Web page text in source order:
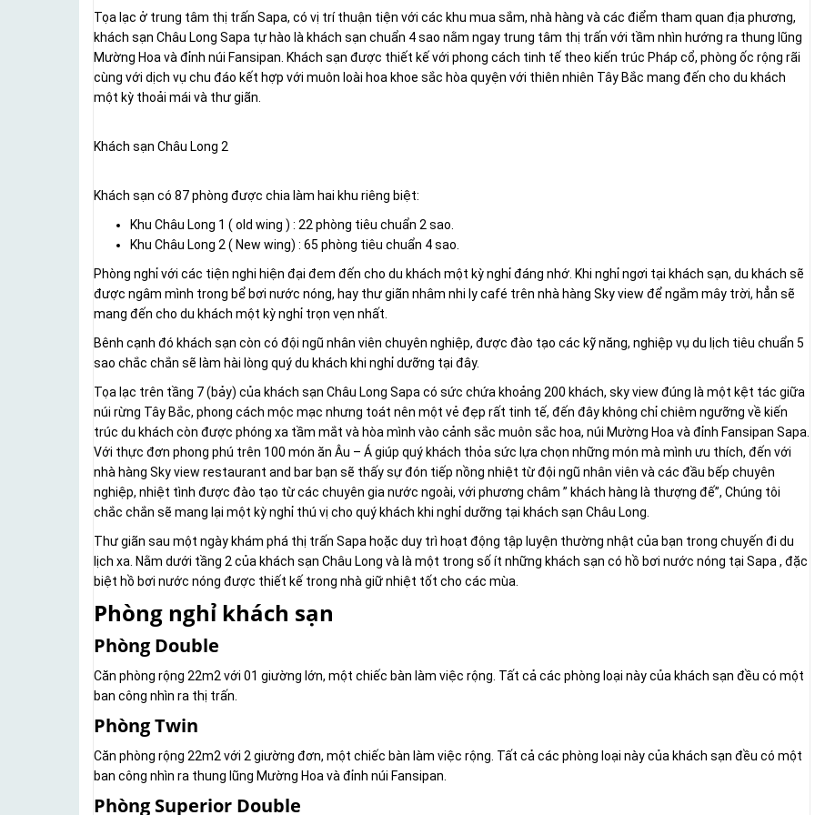
Tọa lạc ở trung tâm thị trấn Sapa, có vị trí thuận tiện với các khu mua sắm, nhà hàng và các điểm tham quan địa phương,
khách sạn Châu Long Sapa tự hào là khách sạn chuẩn 4 sao nằm ngay trung tâm thị trấn với tầm nhìn hướng ra thung lũng
Mường Hoa và đỉnh núi Fansipan. Khách sạn được thiết kế với phong cách tinh tế theo kiến trúc Pháp cổ, phòng ốc rộng rãi
cùng với dịch vụ chu đáo kết hợp với muôn loài hoa khoe sắc hòa quyện với thiên nhiên Tây Bắc mang đến cho du khách
một kỳ thoải mái và thư giãn.
Khách sạn Châu Long 2
Khách sạn có 87 phòng được chia làm hai khu riêng biệt:
Khu Châu Long 1 ( old wing ) : 22 phòng tiêu chuẩn 2 sao.
Khu Châu Long 2 ( New wing) : 65 phòng tiêu chuẩn 4 sao.
Phòng nghỉ với các tiện nghi hiện đại đem đến cho du khách một kỳ nghỉ đáng nhớ. Khi nghỉ ngơi tại khách sạn, du khách sẽ
được ngâm mình trong bể bơi nước nóng, hay thư giãn nhâm nhi ly café trên nhà hàng Sky view để ngắm mây trời, hẳn sẽ
mang đến cho du khách một kỳ nghỉ trọn vẹn nhất.
Bênh cạnh đó khách sạn còn có đội ngũ nhân viên chuyên nghiệp, được đào tạo các kỹ năng, nghiệp vụ du lịch tiêu chuẩn 5
sao chắc chắn sẽ làm hài lòng quý du khách khi nghỉ dưỡng tại đây.
Tọa lạc trên tầng 7 (bảy) của khách sạn Châu Long Sapa có sức chứa khoảng 200 khách, sky view đúng là một kệt tác giữa
núi rừng Tây Bắc, phong cách mộc mạc nhưng toát nên một vẻ đẹp rất tinh tế, đến đây không chỉ chiêm ngưỡng về kiến
trúc du khách còn được phóng xa tầm mắt và hòa mình vào cảnh sắc muôn sắc hoa, núi Mường Hoa và đỉnh Fansipan Sapa.
Với thực đơn phong phú trên 100 món ăn Âu – Á giúp quý khách thỏa sức lựa chọn những món mà mình ưu thích, đến với
nhà hàng Sky view restaurant and bar bạn sẽ thấy sự đón tiếp nồng nhiệt từ đội ngũ nhân viên và các đầu bếp chuyên
nghiệp, nhiệt tình được đào tạo từ các chuyên gia nước ngoài, với phương châm ” khách hàng là thượng đế”, Chúng tôi
chắc chắn sẽ mang lại một kỳ nghỉ thú vị cho quý khách khi nghỉ dưỡng tại khách sạn Châu Long.
Thư giãn sau một ngày khám phá thị trấn Sapa hoặc duy trì hoạt động tập luyện thường nhật của bạn trong chuyến đi du
lịch xa. Nằm dưới tầng 2 của khách sạn Châu Long và là một trong số ít những khách sạn có hồ bơi nước nóng tại Sapa , đặc
biệt hồ bơi nước nóng được thiết kế trong nhà giữ nhiệt tốt cho các mùa.
Phòng nghỉ khách sạn
Phòng Double
Căn phòng rộng 22m2 với 01 giường lớn, một chiếc bàn làm việc rộng. Tất cả các phòng loại này của khách sạn đều có một
ban công nhìn ra thị trấn.
Phòng Twin
Căn phòng rộng 22m2 với 2 giường đơn, một chiếc bàn làm việc rộng. Tất cả các phòng loại này của khách sạn đều có một
ban công nhìn ra thung lũng Mường Hoa và đỉnh núi Fansipan.
Phòng Superior Double